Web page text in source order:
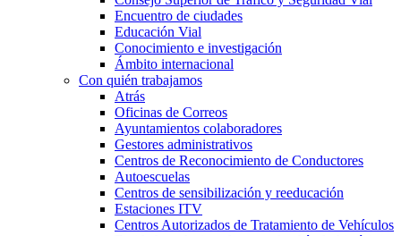
Encuentro de ciudades
Educación Vial
Conocimiento e investigación
Ámbito internacional
Con quién trabajamos
Atrás
Oficinas de Correos
Ayuntamientos colaboradores
Gestores administrativos
Centros de Reconocimiento de Conductores
Autoescuelas
Centros de sensibilización y reeducación
Estaciones ITV
Centros Autorizados de Tratamiento de Vehículos